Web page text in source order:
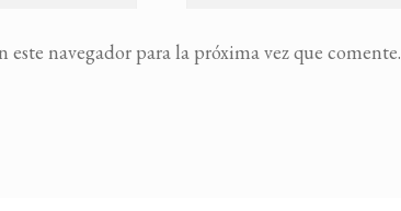
navegador para la próxima vez que comente.